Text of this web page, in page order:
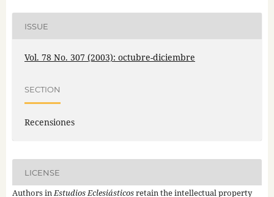
ISSUE
Vol. 78 No. 307 (2003): octubre-diciembre
SECTION
Recensiones
LICENSE
Authors inEstudios Eclesiásticosretain the intellectual property